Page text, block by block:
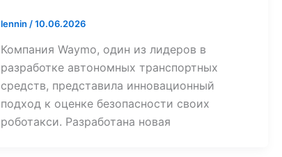
lennin /10.06.2026
Компания Waymo, один из лидеров в
разработке автономных транспортных
средств, представила инновационный
подход к оценке безопасности своих
роботакси. Разработана новая